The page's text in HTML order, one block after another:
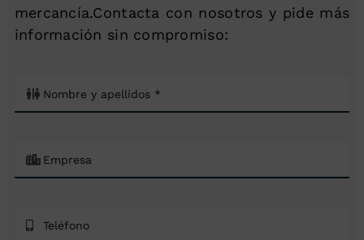
mercancía.Contacta con nosotros y pide más
información sin compromiso: